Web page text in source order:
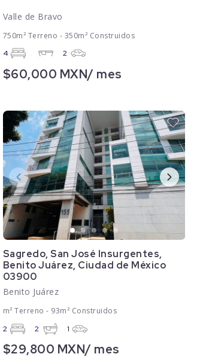
Valle de Bravo
750m² Terreno - 350m² Construidos
4 2
$60,000 MXN/ mes
Sagredo, San José Insurgentes,
Benito Juárez, Ciudad de México
03900
Benito Juárez
m² Terreno - 93m² Construidos
2 2 1
$29,800 MXN/ mes